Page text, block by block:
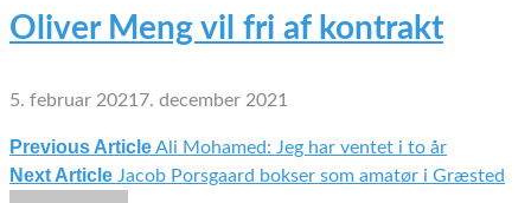
Oliver Meng vil fri af kontrakt
5. februar 2021 7. december 2021
Indlægsnavigation
Previous ArticleAli Mohamed: Jeg har ventet i to år
Next Article Jacob Porsgaard bokser som amatør i Græsted